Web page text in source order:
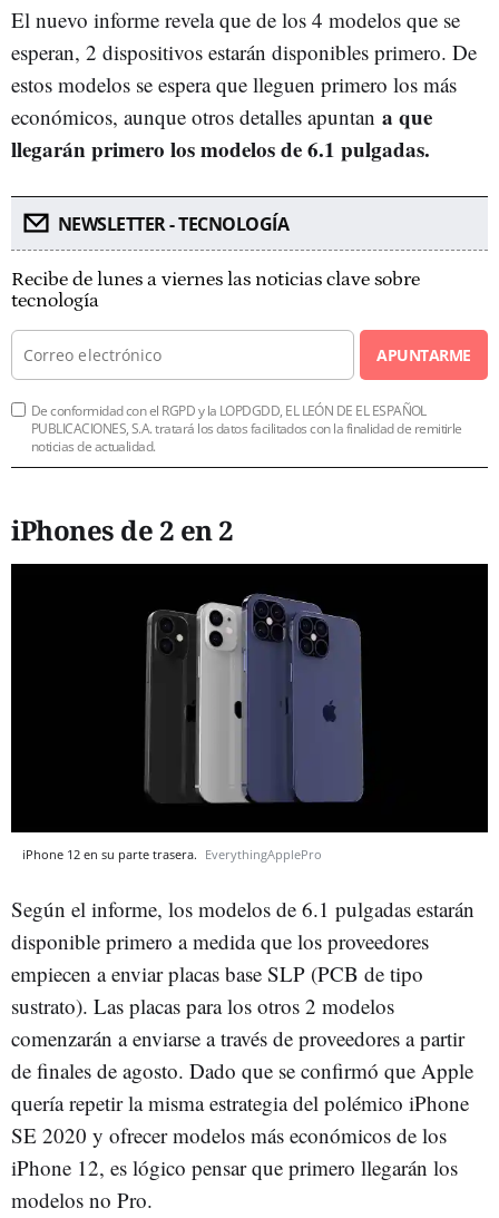
El nuevo informe revela que de los 4 modelos que se
esperan, 2 dispositivos estarán disponibles primero. De
estos modelos se espera que lleguen primero los más
económicos, aunque otros detalles apuntan a que
llegarán primero los modelos de 6.1 pulgadas.
NEWSLETTER - TECNOLOGÍA
Recibe de lunes a viernes las noticias clave sobre
tecnología
APUNTARME
De conformidad con el RGPD y la LOPDGDD, EL LEÓN DE EL ESPAÑOL
PUBLICACIONES, S.A. tratará los datos facilitados con la finalidad de remitirle
noticias de actualidad.
iPhones de 2 en 2
iPhone 12 en su parte trasera. EverythingApplePro
Según el informe, los modelos de 6.1 pulgadas estarán
disponible primero a medida que los proveedores
empiecen a enviar placas base SLP (PCB de tipo
sustrato). Las placas para los otros 2 modelos
comenzarán a enviarse a través de proveedores a partir
de finales de agosto. Dado que se confirmó que Apple
quería repetir la misma estrategia del polémico iPhone
SE 2020 y ofrecer modelos más económicos de los
iPhone 12, es lógico pensar que primero llegarán los
modelos no Pro.